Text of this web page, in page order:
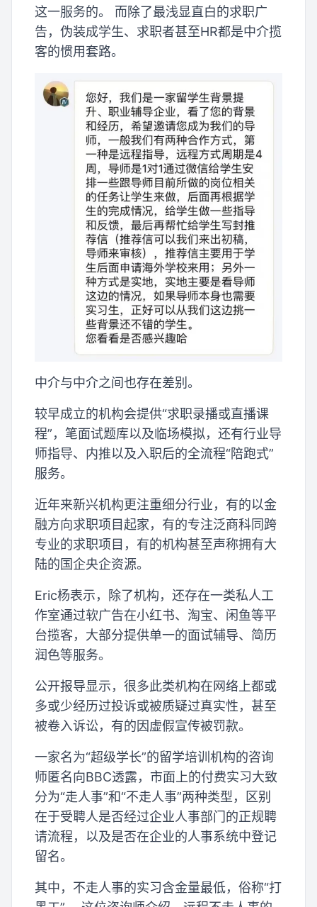
这一服务的。 而除了最浅显直白的求职广
告，伪装成学生、求职者甚至HR都是中介揽
客的惯用套路。
中介与中介之间也存在差别。
较早成立的机构会提供“求职录播或直播课
程”，笔面试题库以及临场模拟，还有行业导
师指导、内推以及入职后的全流程“陪跑式”
服务。
近年来新兴机构更注重细分行业，有的以金
融方向求职项目起家，有的专注泛商科同跨
专业的求职项目，有的机构甚至声称拥有大
陆的国企央企资源。
Eric杨表示，除了机构，还存在一类私人工
作室通过软广告在小红书、淘宝、闲鱼等平
台揽客，大部分提供单一的面试辅导、简历
润色等服务。
公开报导显示，很多此类机构在网络上都或
多或少经历过投诉或被质疑过真实性，甚至
被卷入诉讼，有的因虚假宣传被罚款。
一家名为“超级学长”的留学培训机构的咨询
师匿名向BBC透露，市面上的付费实习大致
分为“走人事”和“不走人事”两种类型，区别
在于受聘人是否经过企业人事部门的正规聘
请流程，以及是否在企业的人事系统中登记
留名。
其中，不走人事的实习含金量最低，俗称“打